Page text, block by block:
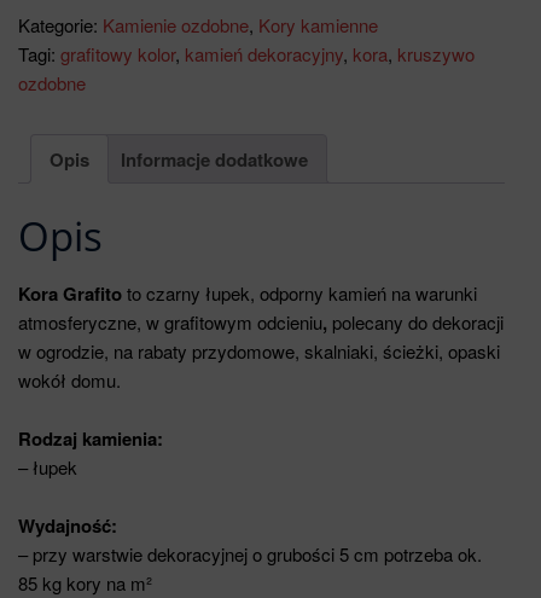
Kategorie: Kamienie ozdobne, Kory kamienne
Tagi: grafitowy kolor, kamień dekoracyjny, kora, kruszywo
ozdobne
Opis Informacje dodatkowe
Opis
Kora Grafitoto czarny łupek, odporny kamień na warunki
atmosferyczne, w grafitowym odcieniu, polecany do dekoracji
w ogrodzie, na rabaty przydomowe, skalniaki, ścieżki, opaski
wokół domu.
Rodzaj kamienia:
– łupek
Wydajność:
– przy warstwie dekoracyjnej o grubości 5 cm potrzeba ok.
85 kg kory na m²